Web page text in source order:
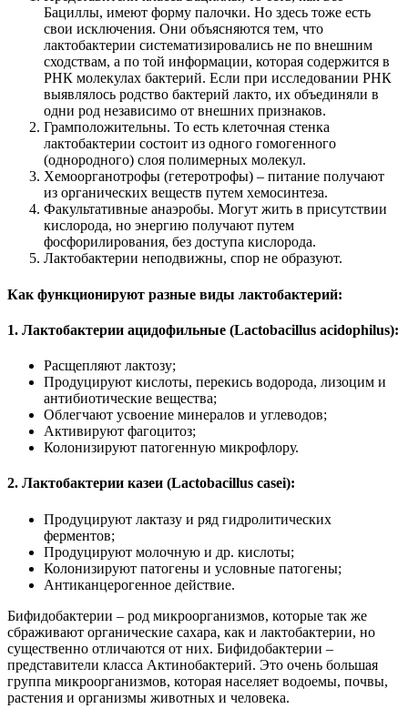
Бациллы, имеют форму палочки. Но здесь тоже есть
свои исключения. Они объясняются тем, что
лактобактерии систематизировались не по внешним
сходствам, а по той информации, которая содержится в
РНК молекулах бактерий. Если при исследовании РНК
выявлялось родство бактерий лакто, их объединяли в
одни род независимо от внешних признаков.
Грамположительны. То есть клеточная стенка
лактобактерии состоит из одного гомогенного
(однородного) слоя полимерных молекул.
Хемоорганотрофы (гетеротрофы) – питание получают
из органических веществ путем хемосинтеза.
Факультативные анаэробы. Могут жить в присутствии
кислорода, но энергию получают путем
фосфорилирования, без доступа кислорода.
Лактобактерии неподвижны, спор не образуют.
Как функционируют разные виды лактобактерий:
1. Лактобактерии ацидофильные (Lactobacillus acidophilus):
Расщепляют лактозу;
Продуцируют кислоты, перекись водорода, лизоцим и
антибиотические вещества;
Облегчают усвоение минералов и углеводов;
Активируют фагоцитоз;
Колонизируют патогенную микрофлору.
2. Лактобактерии казеи (Lactobacillus casei):
Продуцируют лактазу и ряд гидролитических
ферментов;
Продуцируют молочную и др. кислоты;
Колонизируют патогены и условные патогены;
Антиканцерогенное действие.
Бифидобактерии – род микроорганизмов, которые так же
сбраживают органические сахара, как и лактобактерии, но
существенно отличаются от них. Бифидобактерии –
представители класса Актинобактерий. Это очень большая
группа микроорганизмов, которая населяет водоемы, почвы,
растения и организмы животных и человека.